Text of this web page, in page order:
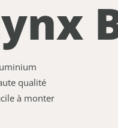
qualité
à monter